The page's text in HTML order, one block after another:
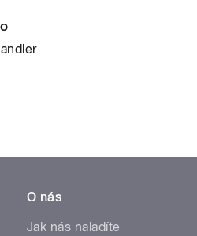
O nás
Jak nás naladíte